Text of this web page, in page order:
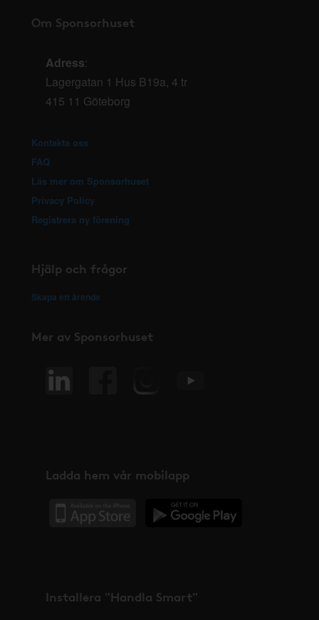
Om Sponsorhuset
Adress:
Lagergatan 1 Hus B19a, 4 tr
415 11 Göteborg
Kontakta oss
FAQ
Läs mer om Sponsorhuset
Privacy Policy
Registrera ny förening
Hjälp och frågor
Skapa ett ärende
Mer av Sponsorhuset
Ladda hem vår mobilapp
Installera "Handla Smart"